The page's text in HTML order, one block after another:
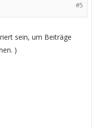
#5
sein, um Beiträge
)